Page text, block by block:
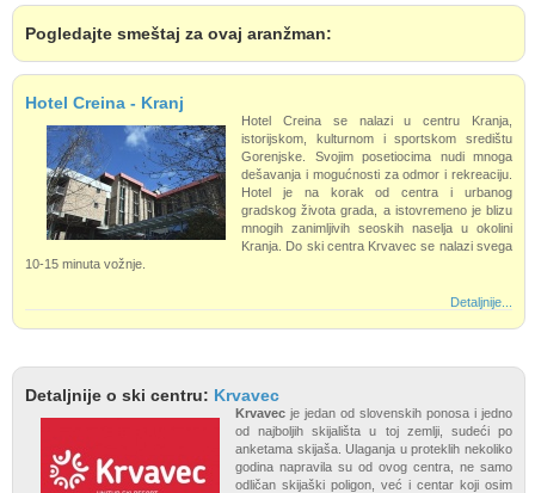
Pogledajte smeštaj za ovaj aranžman:
Hotel Creina - Kranj
Hotel Creina se nalazi u centru Kranja,
istorijskom, kulturnom i sportskom središtu
Gorenjske. Svojim posetiocima nudi mnoga
dešavanja i mogućnosti za odmor i rekreaciju.
Hotel je na korak od centra i urbanog
gradskog života grada, a istovremeno je blizu
mnogih zanimljivih seoskih naselja u okolini
Kranja. Do ski centra Krvavec se nalazi svega
10-15 minuta vožnje.
Detaljnije...
Detaljnije o ski centru: Krvavec
Krvavec je jedan od slovenskih ponosa i jedno
od najboljih skijališta u toj zemlji, sudeći po
anketama skijaša. Ulaganja u proteklih nekoliko
godina napravila su od ovog centra, ne samo
odličan skijaški poligon, već i centar koji osim